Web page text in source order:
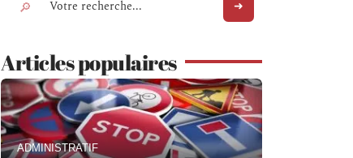
Articles populaires
ADMINISTRATIF